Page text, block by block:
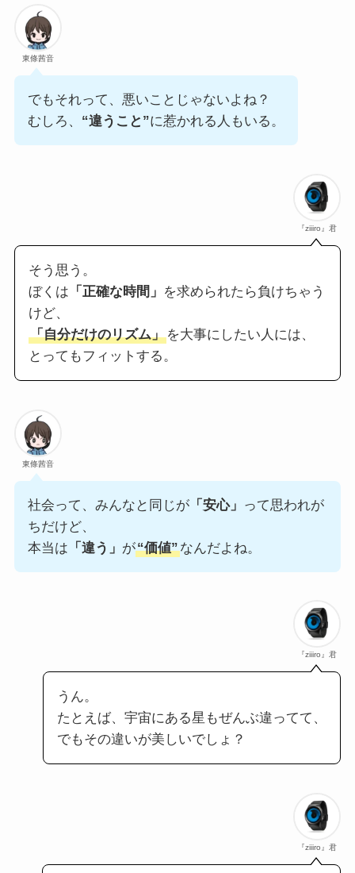
東條茜音
でもそれって、悪いことじゃないよね？
むしろ、 “違うこと”に惹かれる人もいる。
『ziiiro』君
そう思う。
ぼくは 「正確な時間」 を求められたら負けちゃう
けど、
「自分だけのリズム」を大事にしたい人には、
とってもフィットする。
東條茜音
社会って、みんなと同じが「安心」 って思われが
ちだけど、
本当は 「違う」 が“価値”なんだよね。
『ziiiro』君
うん。
たとえば、宇宙にある星もぜんぶ違ってて、
でもその違いが美しいでしょ？
『ziiiro』君